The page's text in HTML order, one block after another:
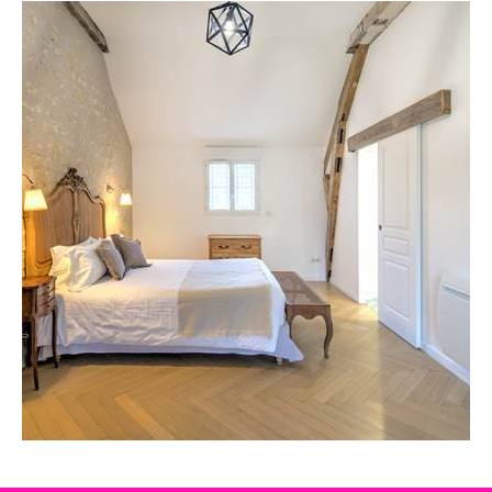
-25€